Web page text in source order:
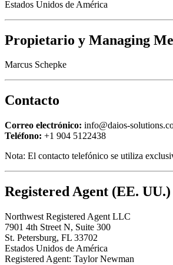
Estados Unidos de América
Propietario y Managing
Marcus Schepke
Contacto
Correo electrónico: info@daios-
Teléfono: +1 904 5122438
Nota: El contacto telefónico se utiliza
Registered Agent (EE. UU.)
Northwest Registered Agent LLC
7901 4th Street N, Suite 300
St. Petersburg, FL 33702
Estados Unidos de América
Registered Agent: Taylor Newman